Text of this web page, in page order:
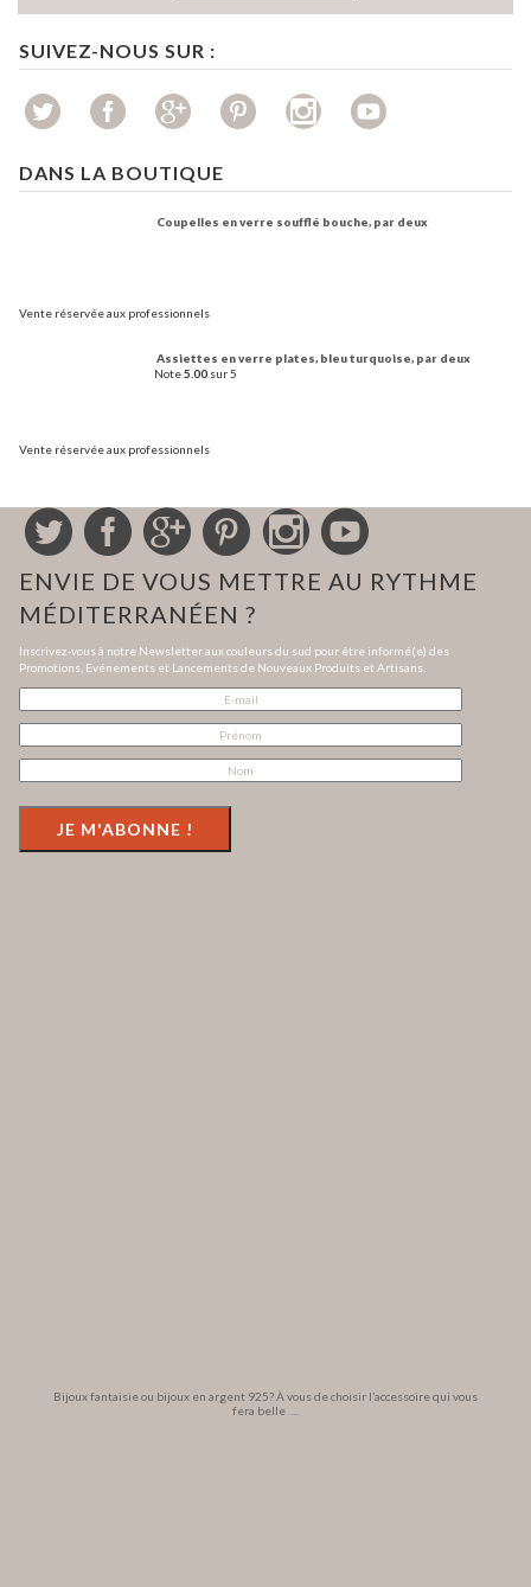
SUIVEZ-NOUS SUR :
DANS LA BOUTIQUE
Coupelles en verre soufflé bouche, par deux
Vente réservée aux professionnels
Assiettes en verre plates, bleu turquoise, par deux
Note5.00 sur 5
Vente réservée aux professionnels
ENVIE DE VOUS METTRE AU RYTHME
MÉDITERRANÉEN ?
Inscrivez-vous à notre Newsletter aux couleurs du sud pour être informé(e) des
Promotions, Evénements et Lancements de Nouveaux Produits et Artisans.
Bijoux fantaisie ou bijoux en argent 925? À vous de choisir l’accessoire qui vous
fera belle